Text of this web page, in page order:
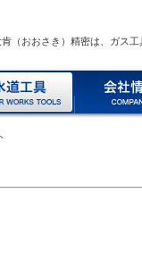
肯（おおさき）精密は、ガス